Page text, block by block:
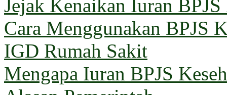
Jejak Kenaikan Iuran
Cara Menggunakan BPJS
IGD Rumah Sakit
Mengapa Iuran BPJS